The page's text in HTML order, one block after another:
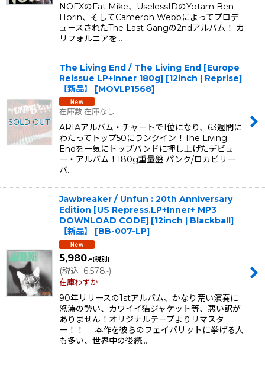
NOFXのFat Mike、UselessIDのYotam Ben
Horin、そしてCameron Webbによってプロデ
ュースされたThe Last Gangの2ndアルバム！ カ
リフォルニアを…
The Living End / The Living End [Europe
Reissue LP+Inner 180g] [12inch | Reprise]
【新品】
[MOVLP1568]
在庫数 在庫なし
ARIAアルバム・チャートで1位になり、63週間に
わたってトップ50にランクイン！The Living
Endを一気にトップバンドに押し上げたデビュ
ー・アルバム！180g重量盤 パンク/ロカビリー
バ…
Jawbreaker / Unfun : 20th Anniversary
Edition [US Repress.LP+Inner+ MP3
DOWNLOAD CODE] [12inch | Blackball]
【新品】
[BB-007-LP]
5,980.-(税別)
(税込: 6,578.-)
在庫わずか
90年リリースの1stアルバム、かなり荒い演奏に
怒涛の勢い、カワイイ猫ジャケット等、悪い訳が
ありません！オリジナルテープよりリマスタ
ー！！ 本作を彼らのフェイバリットに挙げる人
も多い、世界中の後続…